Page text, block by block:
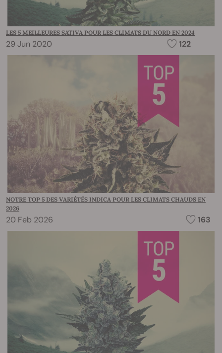
LES 5 MEILLEURES SATIVA POUR LES CLIMATS DU NORD EN 2024
29 Jun 2020 122
NOTRE TOP 5 DES VARIÉTÉS INDICA POUR LES CLIMATS CHAUDS EN
2026
20 Feb 2026 163